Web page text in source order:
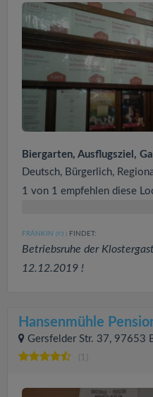
Biergarten, Ausflugsziel,
Deutsch, Bürgerlich,
1 von 1 empfehlen diese
FRÄNKIN (93 ) FINDET:
Betriebsruhe der
12.12.2019 !
Hansenmühle
Gersfelder Str. 37, 97653
(1)